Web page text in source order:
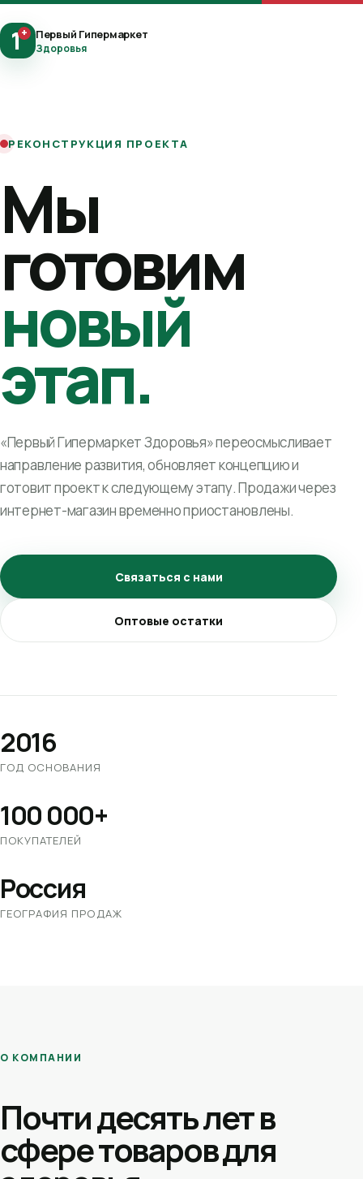
1+ Первый Гипермаркет
Здоровья
РЕКОНСТРУКЦИЯ ПРОЕКТА
Мы
готовим
новый
этап.
«Первый Гипермаркет Здоровья» переосмысливает
направление развития, обновляет концепцию и
готовит проект к следующему этапу. Продажи через
интернет-магазин временно приостановлены.
Связаться с нами
Оптовые остатки
2016
ГОД ОСНОВАНИЯ
100 000+
ПОКУПАТЕЛЕЙ
Россия
ГЕОГРАФИЯ ПРОДАЖ
О КОМПАНИИ
Почти десять лет в
сфере товаров для